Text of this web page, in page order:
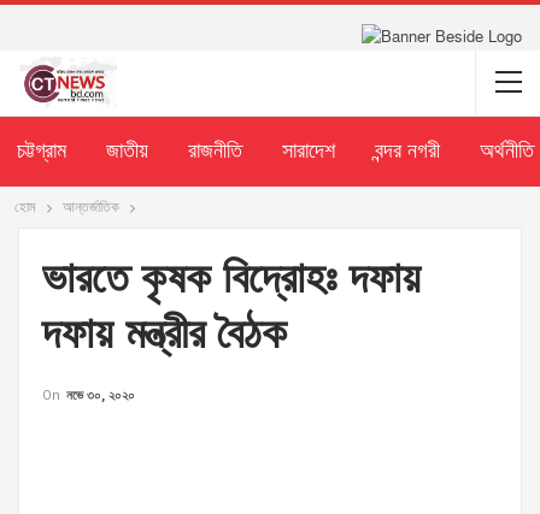
চট্টগ্রাম জাতীয় রাজনীতি সারাদেশ বন্দর নগরী অর্থনীতি
হোম আন্তর্জাতিক
ভারতে কৃষক বিদ্রোহঃ দফায়
দফায় মন্ত্রীর বৈঠক
On নভে ৩০, ২০২০